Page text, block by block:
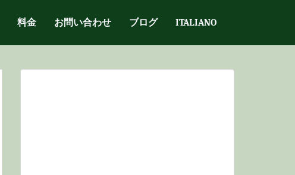
料金 お問い合わせ ブログ ITALIANO